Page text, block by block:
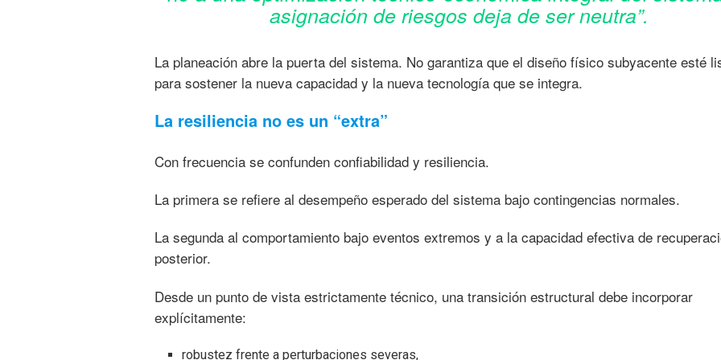
asignación de riesgos deja de ser neutra”.
La planeación abre la puerta del sistema. No garantiza que el diseño físico subyacente esté
para sostener la nueva capacidad y la nueva tecnología que se integra.
La resiliencia no es un “extra”
Con frecuencia se confunden confiabilidad y resiliencia.
La primera se refiere al desempeño esperado del sistema bajo contingencias normales.
La segunda al comportamiento bajo eventos extremos y a la capacidad efectiva de
posterior.
Desde un punto de vista estrictamente técnico, una transición estructural debe incorporar
explícitamente:
robustez frente a perturbaciones severas,